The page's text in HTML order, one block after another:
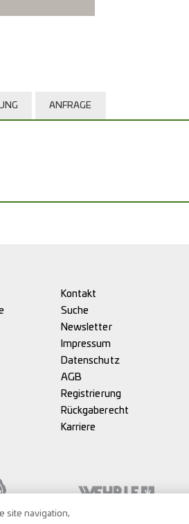
ANFRAGE
Kontakt
Suche
Newsletter
Impressum
Datenschutz
AGB
Registrierung
Rückgaberecht
Karriere
site navigation,